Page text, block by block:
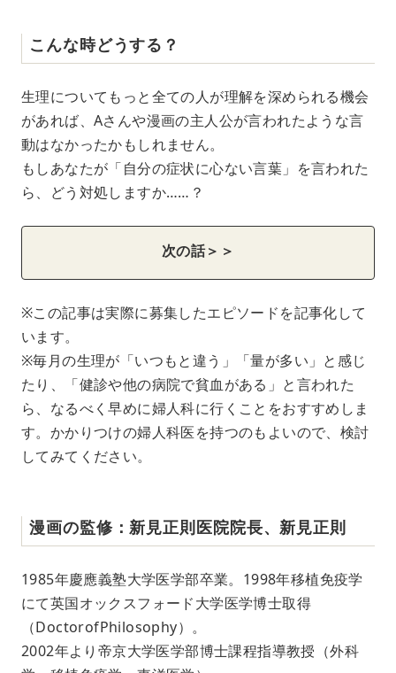
こんな時どうする？
生理についてもっと全ての人が理解を深められる機会
があれば、Aさんや漫画の主人公が言われたような言
動はなかったかもしれません。
もしあなたが「自分の症状に心ない言葉」を言われた
ら、どう対処しますか……？
次の話＞＞
※この記事は実際に募集したエピソードを記事化して
います。
※毎月の生理が「いつもと違う」「量が多い」と感じ
たり、「健診や他の病院で貧血がある」と言われた
ら、なるべく早めに婦人科に行くことをおすすめしま
す。かかりつけの婦人科医を持つのもよいので、検討
してみてください。
漫画の監修：新見正則医院院長、新見正則
1985年慶應義塾大学医学部卒業。1998年移植免疫学
にて英国オックスフォード大学医学博士取得
（DoctorofPhilosophy）。
2002年より帝京大学医学部博士課程指導教授（外科